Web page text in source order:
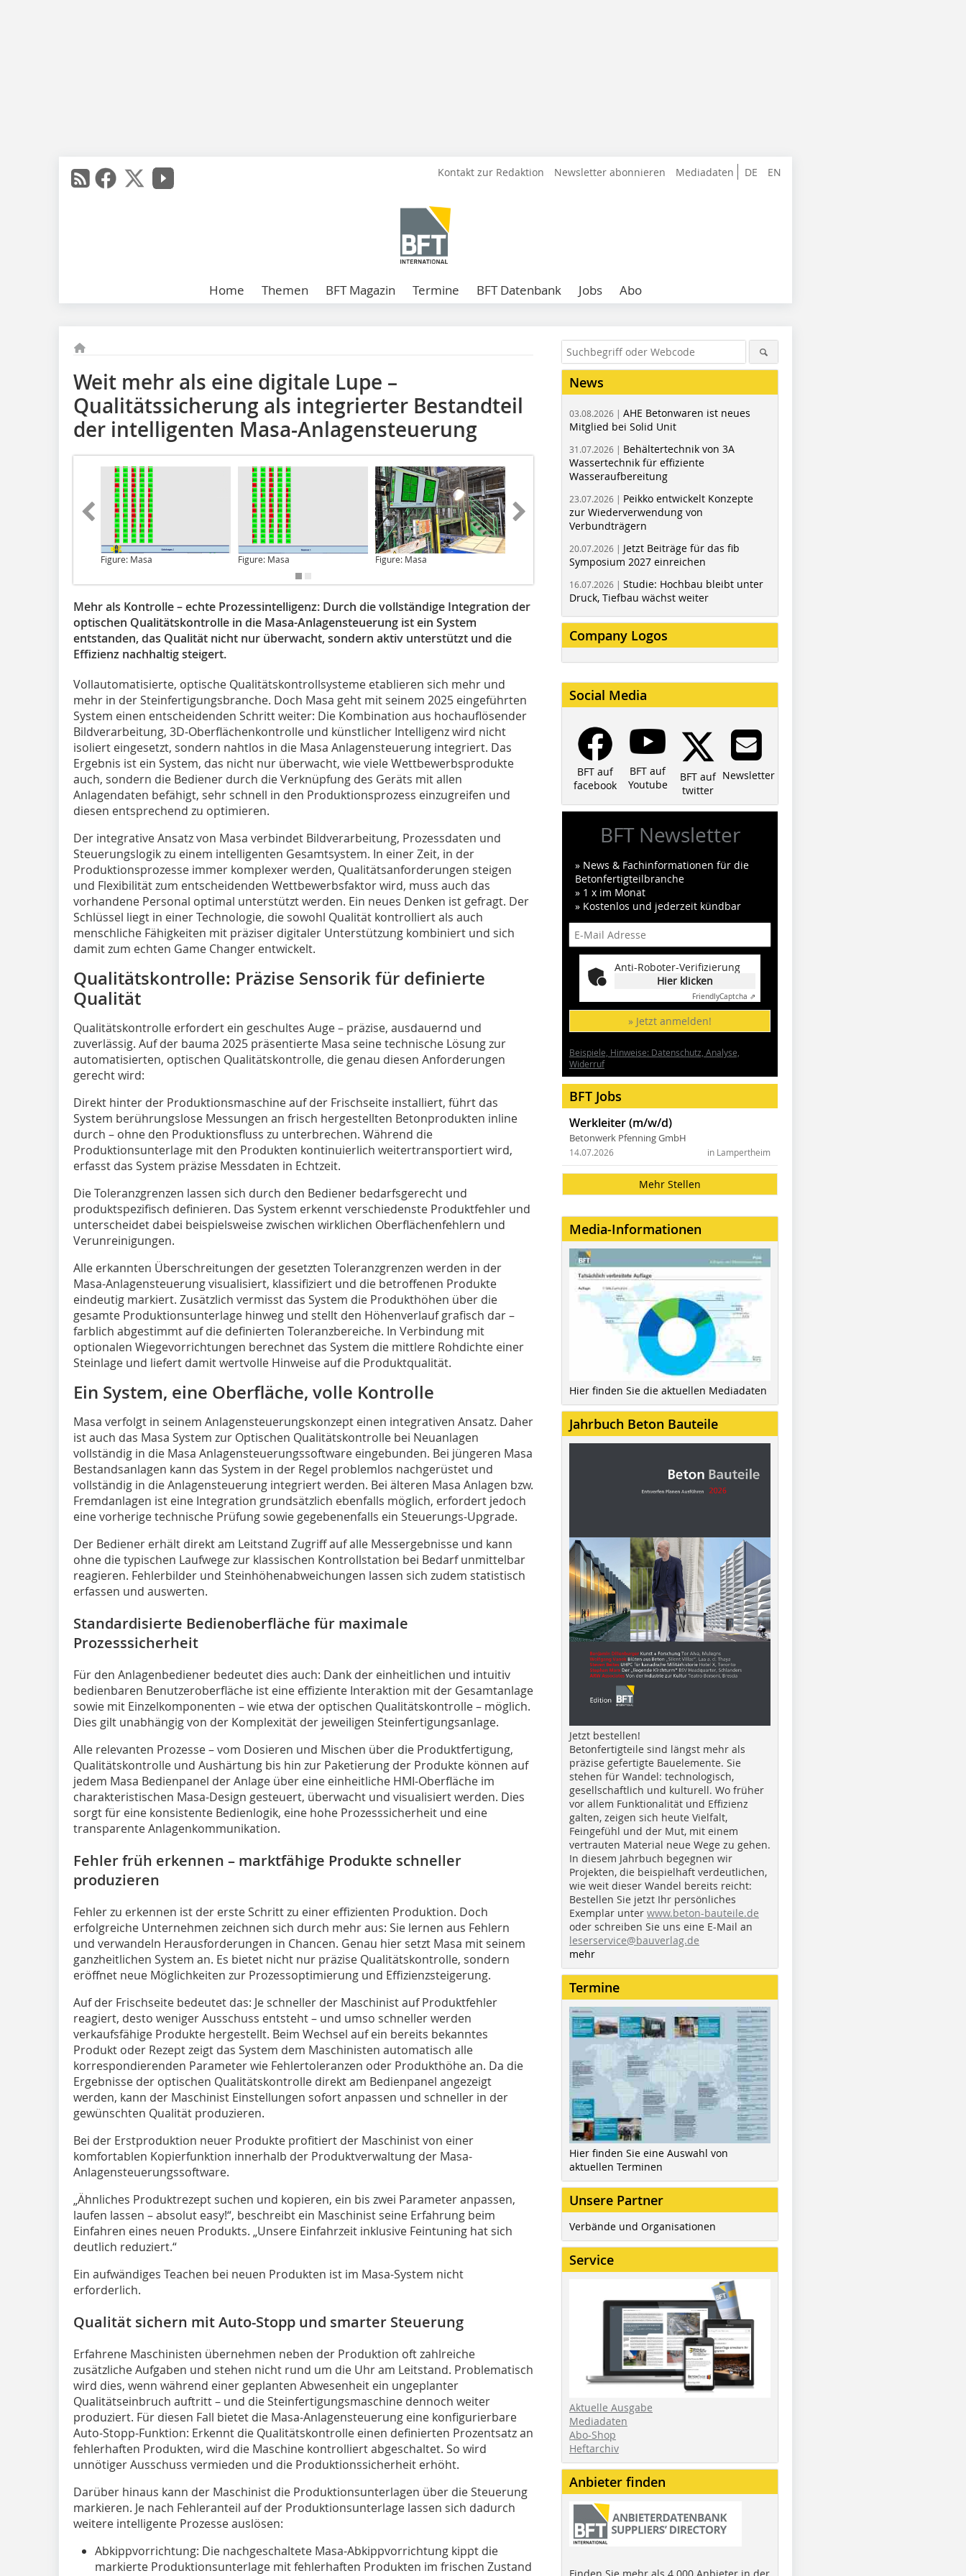
DE EN
Kontakt zur Redaktion Newsletter abonnieren Mediadaten
Home Themen BFT Magazin Termine BFT Datenbank Jobs Abo
Weit mehr als eine digitale Lupe –
Qualitätssicherung als integrierter Bestandteil
der intelligenten Masa-Anlagensteuerung
Figure: Masa Figure: Masa Figure: Masa Figure: Masa
Mehr als Kontrolle – echte Prozessintelligenz: Durch die vollständige Integration der
optischen Qualitätskontrolle in die Masa-Anlagensteuerung ist ein System
entstanden, das Qualität nicht nur überwacht, sondern aktiv unterstützt und die
Effizienz nachhaltig steigert.
Vollautomatisierte, optische Qualitätskontrollsysteme etablieren sich mehr und
mehr in der Steinfertigungsbranche. Doch Masa geht mit seinem 2025 eingeführten
System einen entscheidenden Schritt weiter: Die Kombination aus hochauflösender
Bildverarbeitung, 3D-Oberflächenkontrolle und künstlicher Intelligenz wird nicht
isoliert eingesetzt, sondern nahtlos in die Masa Anlagensteuerung integriert. Das
Ergebnis ist ein System, das nicht nur überwacht, wie viele Wettbewerbsprodukte
auch, sondern die Bediener durch die Verknüpfung des Geräts mit allen
Anlagendaten befähigt, sehr schnell in den Produktionsprozess einzugreifen und
diesen entsprechend zu optimieren.
Der integrative Ansatz von Masa verbindet Bildverarbeitung, Prozessdaten und
Steuerungslogik zu einem intelligenten Gesamtsystem. In einer Zeit, in der
Produktionsprozesse immer komplexer werden, Qualitätsanforderungen steigen
und Flexibilität zum entscheidenden Wettbewerbsfaktor wird, muss auch das
vorhandene Personal optimal unterstützt werden. Ein neues Denken ist gefragt. Der
Schlüssel liegt in einer Technologie, die sowohl Qualität kontrolliert als auch
menschliche Fähigkeiten mit präziser digitaler Unterstützung kombiniert und sich
damit zum echten Game Changer entwickelt.
Qualitätskontrolle: Präzise Sensorik für definierte
Qualität
Qualitätskontrolle erfordert ein geschultes Auge – präzise, ausdauernd und
zuverlässig. Auf der bauma 2025 präsentierte Masa seine technische Lösung zur
automatisierten, optischen Qualitätskontrolle, die genau diesen Anforderungen
gerecht wird:
Direkt hinter der Produktionsmaschine auf der Frischseite installiert, führt das
System berührungslose Messungen an frisch hergestellten Betonprodukten inline
durch – ohne den Produktionsfluss zu unterbrechen. Während die
Produktionsunterlage mit den Produkten kontinuierlich weitertransportiert wird,
erfasst das System präzise Messdaten in Echtzeit.
Die Toleranzgrenzen lassen sich durch den Bediener bedarfsgerecht und
produktspezifisch definieren. Das System erkennt verschiedenste Produktfehler und
unterscheidet dabei beispielsweise zwischen wirklichen Oberflächenfehlern und
Verunreinigungen.
Alle erkannten Überschreitungen der gesetzten Toleranzgrenzen werden in der
Masa-Anlagensteuerung visualisiert, klassifiziert und die betroffenen Produkte
eindeutig markiert. Zusätzlich vermisst das System die Produkthöhen über die
gesamte Produktionsunterlage hinweg und stellt den Höhenverlauf grafisch dar –
farblich abgestimmt auf die definierten Toleranzbereiche. In Verbindung mit
optionalen Wiegevorrichtungen berechnet das System die mittlere Rohdichte einer
Steinlage und liefert damit wertvolle Hinweise auf die Produktqualität.
Ein System, eine Oberfläche, volle Kontrolle
Masa verfolgt in seinem Anlagensteuerungskonzept einen integrativen Ansatz. Daher
ist auch das Masa System zur Optischen Qualitätskontrolle bei Neuanlagen
vollständig in die Masa Anlagensteuerungssoftware eingebunden. Bei jüngeren Masa
Bestandsanlagen kann das System in der Regel problemlos nachgerüstet und
vollständig in die Anlagensteuerung integriert werden. Bei älteren Masa Anlagen bzw.
Fremdanlagen ist eine Integration grundsätzlich ebenfalls möglich, erfordert jedoch
eine vorherige technische Prüfung sowie gegebenenfalls ein Steuerungs-Upgrade.
Der Bediener erhält direkt am Leitstand Zugriff auf alle Messergebnisse und kann
ohne die typischen Laufwege zur klassischen Kontrollstation bei Bedarf unmittelbar
reagieren. Fehlerbilder und Steinhöhenabweichungen lassen sich zudem statistisch
erfassen und auswerten.
Standardisierte Bedienoberfläche für maximale
Prozesssicherheit
Für den Anlagenbediener bedeutet dies auch: Dank der einheitlichen und intuitiv
bedienbaren Benutzeroberfläche ist eine effiziente Interaktion mit der Gesamtanlage
sowie mit Einzelkomponenten – wie etwa der optischen Qualitätskontrolle – möglich.
Dies gilt unabhängig von der Komplexität der jeweiligen Steinfertigungsanlage.
Alle relevanten Prozesse – vom Dosieren und Mischen über die Produktfertigung,
Qualitätskontrolle und Aushärtung bis hin zur Paketierung der Produkte können auf
jedem Masa Bedienpanel der Anlage über eine einheitliche HMI-Oberfläche im
charakteristischen Masa-Design gesteuert, überwacht und visualisiert werden. Dies
sorgt für eine konsistente Bedienlogik, eine hohe Prozesssicherheit und eine
transparente Anlagenkommunikation.
Fehler früh erkennen – marktfähige Produkte schneller
produzieren
Fehler zu erkennen ist der erste Schritt zu einer effizienten Produktion. Doch
erfolgreiche Unternehmen zeichnen sich durch mehr aus: Sie lernen aus Fehlern
und verwandeln Herausforderungen in Chancen. Genau hier setzt Masa mit seinem
ganzheitlichen System an. Es bietet nicht nur präzise Qualitätskontrolle, sondern
eröffnet neue Möglichkeiten zur Prozessoptimierung und Effizienzsteigerung.
Auf der Frischseite bedeutet das: Je schneller der Maschinist auf Produktfehler
reagiert, desto weniger Ausschuss entsteht – und umso schneller werden
verkaufsfähige Produkte hergestellt. Beim Wechsel auf ein bereits bekanntes
Produkt oder Rezept zeigt das System dem Maschinisten automatisch alle
korrespondierenden Parameter wie Fehlertoleranzen oder Produkthöhe an. Da die
Ergebnisse der optischen Qualitätskontrolle direkt am Bedienpanel angezeigt
werden, kann der Maschinist Einstellungen sofort anpassen und schneller in der
gewünschten Qualität produzieren.
Bei der Erstproduktion neuer Produkte profitiert der Maschinist von einer
komfortablen Kopierfunktion innerhalb der Produktverwaltung der Masa-
Anlagensteuerungssoftware.
„Ähnliches Produktrezept suchen und kopieren, ein bis zwei Parameter anpassen,
laufen lassen – absolut easy!“, beschreibt ein Maschinist seine Erfahrung beim
Einfahren eines neuen Produkts. „Unsere Einfahrzeit inklusive Feintuning hat sich
deutlich reduziert.“
Ein aufwändiges Teachen bei neuen Produkten ist im Masa-System nicht
erforderlich.
Qualität sichern mit Auto-Stopp und smarter Steuerung
Erfahrene Maschinisten übernehmen neben der Produktion oft zahlreiche
zusätzliche Aufgaben und stehen nicht rund um die Uhr am Leitstand. Problematisch
wird dies, wenn während einer geplanten Abwesenheit ein ungeplanter
Qualitätseinbruch auftritt – und die Steinfertigungsmaschine dennoch weiter
produziert. Für diesen Fall bietet die Masa-Anlagensteuerung eine konfigurierbare
Auto-Stopp-Funktion: Erkennt die Qualitätskontrolle einen definierten Prozentsatz an
fehlerhaften Produkten, wird die Maschine kontrolliert abgeschaltet. So wird
unnötiger Ausschuss vermieden und die Produktionssicherheit erhöht.
Darüber hinaus kann der Maschinist die Produktionsunterlagen über die Steuerung
markieren. Je nach Fehleranteil auf der Produktionsunterlage lassen sich dadurch
weitere intelligente Prozesse auslösen:
Abkippvorrichtung: Die nachgeschaltete Masa-Abkippvorrichtung kippt die
markierte Produktionsunterlage mit fehlerhaften Produkten im frischen Zustand
News
03.08.2026 | AHE Betonwaren ist neues
Mitglied bei Solid Unit
31.07.2026 | Behältertechnik von 3A
Wassertechnik für effiziente
Wasseraufbereitung
23.07.2026 | Peikko entwickelt Konzepte
zur Wiederverwendung von
Verbundträgern
20.07.2026 | Jetzt Beiträge für das fib
Symposium 2027 einreichen
16.07.2026 | Studie: Hochbau bleibt unter
Druck, Tiefbau wächst weiter
Company Logos
Social Media
BFT auf
facebook
BFT auf
Youtube
BFT auf
twitter
Newsletter
BFT Newsletter
» News & Fachinformationen für die
Betonfertigteilbranche
» 1 x im Monat
» Kostenlos und jederzeit kündbar
Anti-Roboter-Verifizierung
Hier klicken
FriendlyCaptcha ⇗
» Jetzt anmelden!
Beispiele, Hinweise: Datenschutz, Analyse,
Widerruf
BFT Jobs
Werkleiter (m/w/d)
Betonwerk Pfenning GmbH
in Lampertheim
14.07.2026
Mehr Stellen
Media-Informationen
Hier finden Sie die aktuellen Mediadaten
Jahrbuch Beton Bauteile
Jetzt bestellen!
Betonfertigteile sind längst mehr als
präzise gefertigte Bauelemente. Sie
stehen für Wandel: technologisch,
gesellschaftlich und kulturell. Wo früher
vor allem Funktionalität und Effizienz
galten, zeigen sich heute Vielfalt,
Feingefühl und der Mut, mit einem
vertrauten Material neue Wege zu gehen.
In diesem Jahrbuch begegnen wir
Projekten, die beispielhaft verdeutlichen,
wie weit dieser Wandel bereits reicht:
Bestellen Sie jetzt Ihr persönliches
Exemplar unter www.beton-bauteile.de
oder schreiben Sie uns eine E-Mail an
leserservice@bauverlag.de
mehr
Termine
Hier finden Sie eine Auswahl von
aktuellen Terminen
Unsere Partner
Verbände und Organisationen
Service
Aktuelle Ausgabe
Mediadaten
Abo-Shop
Heftarchiv
Anbieter finden